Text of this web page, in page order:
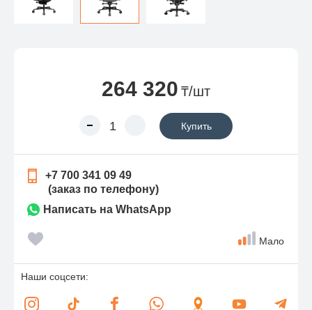
264 320 ₸/шт
Купить
+7 700 341 09 49
(заказ по телефону)
Написать на WhatsApp
Мало
Наши соцсети: